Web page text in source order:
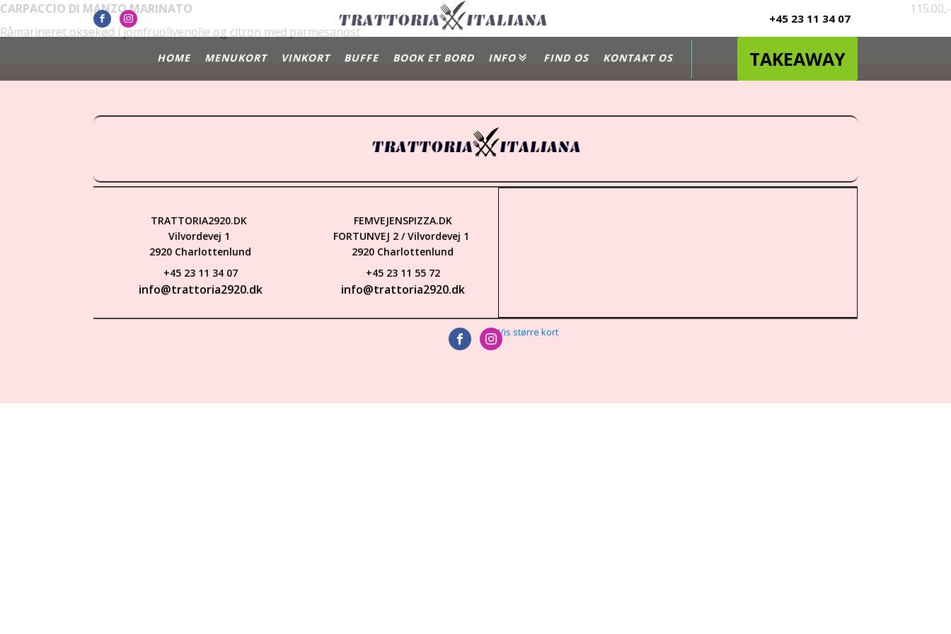
+45 23 11 34 07
HOME MENUKORT VINKORT BUFFE BOOK ET BORD INFO FIND OS KONTAKT OS TAKEAWAY
CARPACCIO DI MANZO MARINATO
115.00,-
Råmarineret oksekød i jomfruolivenolie og citron med parmesanost
TRATTORIA2920.DK
Vilvordevej 1
2920 Charlottenlund
+45 23 11 34 07
info@trattoria2920.dk
FEMVEJENSPIZZA.DK
FORTUNVEJ 2 / Vilvordevej 1
2920 Charlottenlund
+45 23 11 55 72
info@trattoria2920.dk
Vis større kort